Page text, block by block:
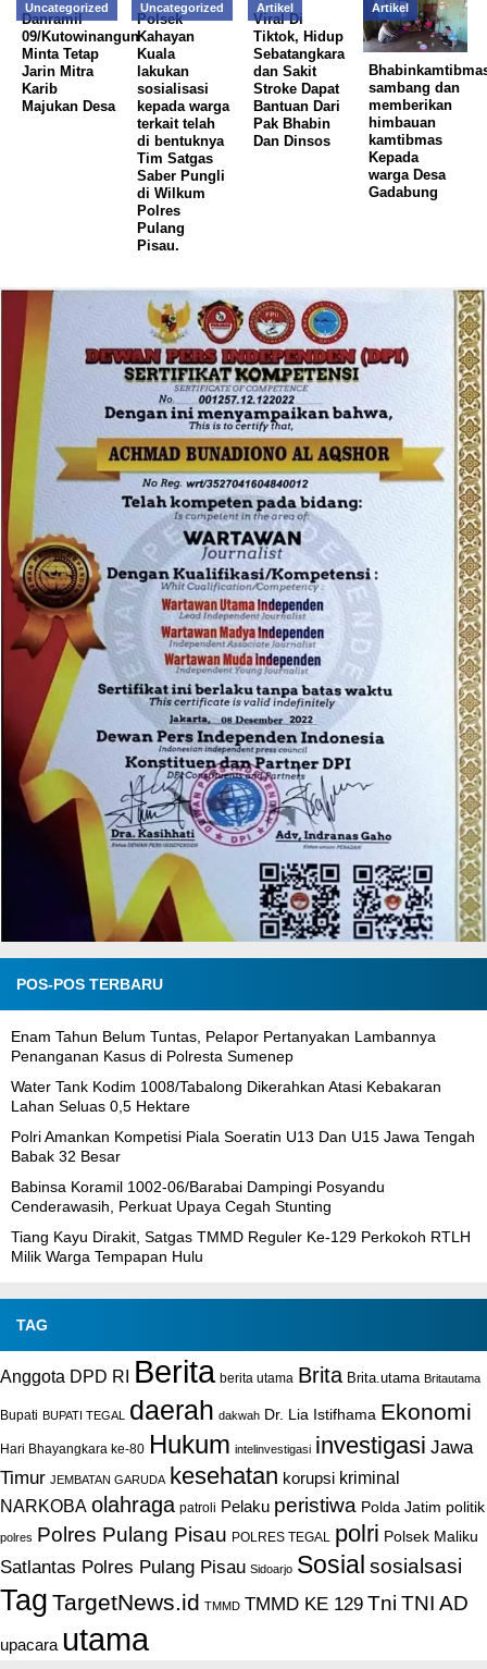
Uncategorized
Danramil
09/Kutowinangun
Minta Tetap
Jarin Mitra
Karib
Majukan Desa
Uncategorized
Polsek
Kahayan
Kuala
lakukan
sosialisasi
kepada warga
terkait telah
di bentuknya
Tim Satgas
Saber Pungli
di Wilkum
Polres
Pulang
Pisau.
Artikel
Viral Di
Tiktok, Hidup
Sebatangkara
dan Sakit
Stroke Dapat
Bantuan Dari
Pak Bhabin
Dan Dinsos
Artikel
sambang dan
memberikan
himbauan
kamtibmas
Kepada
warga Desa
Gadabung
POS-POS TERBARU
Enam Tahun Belum Tuntas, Pelapor Pertanyakan Lambannya
Penanganan Kasus di Polresta Sumenep
Water Tank Kodim 1008/Tabalong Dikerahkan Atasi Kebakaran
Lahan Seluas 0,5 Hektare
Polri Amankan Kompetisi Piala Soeratin U13 Dan U15 Jawa Tengah
Babak 32 Besar
Babinsa Koramil 1002-06/Barabai Dampingi Posyandu
Cenderawasih, Perkuat Upaya Cegah Stunting
Tiang Kayu Dirakit, Satgas TMMD Reguler Ke-129 Perkokoh RTLH
Milik Warga Tempapan Hulu
TAG
Anggota DPD RI Berita berita utama Brita Brita.utama Britautama
Bupati BUPATI TEGAL daerah dakwah Dr. Lia Istifhama Ekonomi
Hari Bhayangkara ke-80 Hukum intelinvestigasi investigasi Jawa
Timur JEMBATAN GARUDA kesehatan korupsi kriminal
NARKOBA olahraga patroli Pelaku peristiwa Polda Jatim politik
polres Polres Pulang Pisau POLRES TEGAL polri Polsek Maliku
Satlantas Polres Pulang Pisau Sidoarjo Sosial sosialsasi
Tag TargetNews.id TMMD TMMD KE 129 Tni TNI AD
upacara utama